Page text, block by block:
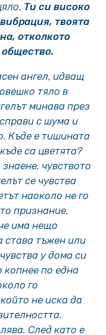
Ти си високо
твоята
отколкото
ангел, идващ
тяло в
минава през
с шума и
Къде е тишината
са цветята?
чувството
се чувства
наоколо не го
признание.
има нещо
става тъжен или
у дома си
копнее по една
го
не иска да
След като е